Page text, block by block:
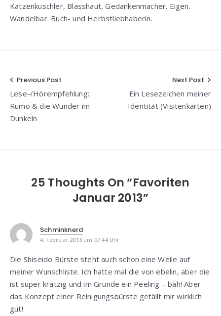
Katzenkuschler, Blasshaut, Gedankenmacher. Eigen.
Wandelbar. Buch- und Herbstliebhaberin.
Beitragsnavigation
Previous Post
Lese-/Hörempfehlung:
Rumo & die Wunder im
Dunkeln
Next Post
Ein Lesezeichen meiner
Identität (Visitenkarten)
25 Thoughts On “Favoriten
Januar 2013”
Schminknerd
4. Februar 2013 um 07:44 Uhr
Die Shiseido Bürste steht auch schon eine Weile auf
meiner Wunschliste. Ich hatte mal die von ebelin, aber die
ist super kratzig und im Grunde ein Peeling – bäh! Aber
das Konzept einer Reinigungsbürste gefällt mir wirklich
gut!